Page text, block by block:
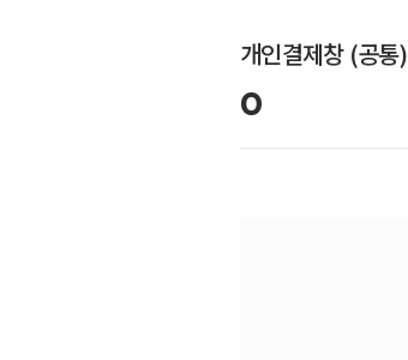
개인결제창 (공통)
0